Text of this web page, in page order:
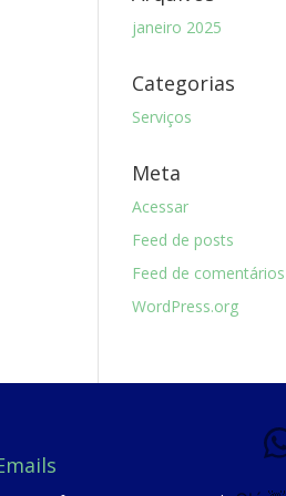
janeiro 2025
Categorias
Serviços
Meta
Acessar
Feed de posts
Feed de comentários
WordPress.org